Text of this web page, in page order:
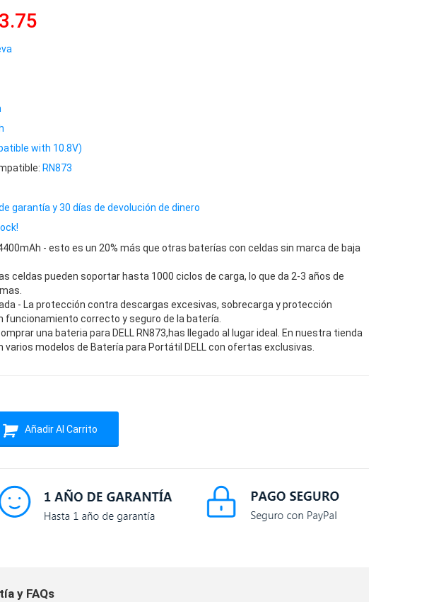
with 10.8V)
RN873
garantía y 30 días de devolución de dinero
- esto es un 20% más que otras baterías con celdas sin marca de baja
celdas pueden soportar hasta 1000 ciclos de carga, lo que da 2-3 años de
- La protección contra descargas excesivas, sobrecarga y protección
funcionamiento correcto y seguro de la batería.
una bateria para DELL RN873,has llegado al lugar ideal. En nuestra tienda
varios modelos de Batería para Portátil DELL con ofertas exclusivas.
Añadir Al Carrito
y FAQs